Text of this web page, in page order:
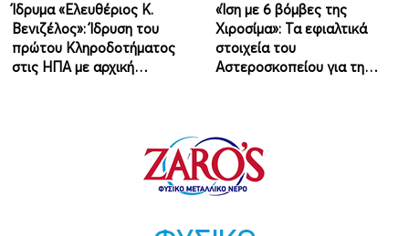
Ίδρυμα «Ελευθέριος Κ.
Βενιζέλος»: Ίδρυση του
πρώτου Κληροδοτήματος
στις ΗΠΑ με αρχική…
«Ίση με 6 βόμβες της
Χιροσίμα»: Τα εφιαλτικά
στοιχεία του
Αστεροσκοπείου για τη…